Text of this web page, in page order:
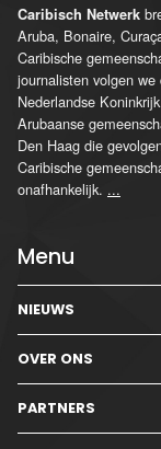
Caribisch Netwerk
Aruba, Bonaire,
Caribische
journalisten volgen
Nederlandse
Arubaanse
Den Haag die
Caribische
onafhankelijk. ...
Menu
NIEUWS
OVER ONS
PARTNERS